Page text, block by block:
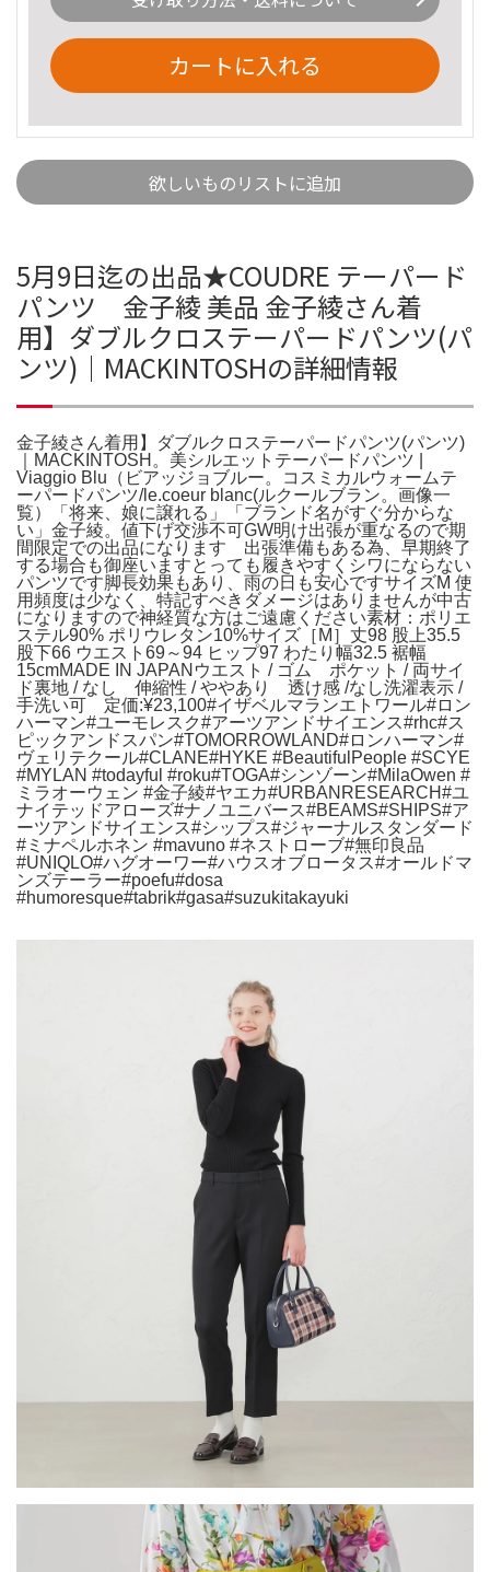
カートに入れる
欲しいものリストに追加
5月9日迄の出品★COUDRE テーパード
パンツ 金子綾 美品 金子綾さん着
用】ダブルクロステーパードパンツ(パ
ンツ)｜MACKINTOSHの詳細情報
金子綾さん着用】ダブルクロステーパードパンツ(パンツ)
｜MACKINTOSH。美シルエットテーパードパンツ |
Viaggio Blu（ビアッジョブルー。コスミカルウォームテ
ーパードパンツ/le.coeur blanc(ルクールブラン。画像一
覧）「将来、娘に譲れる」「ブランド名がすぐ分からな
い」金子綾。値下げ交渉不可GW明け出張が重なるので期
間限定での出品になります 出張準備もある為、早期終了
する場合も御座いますとっても履きやすくシワにならない
パンツです脚長効果もあり、雨の日も安心ですサイズM 使
用頻度は少なく、特記すべきダメージはありませんが中古
になりますので神経質な方はご遠慮ください素材：ポリエ
ステル90% ポリウレタン10%サイズ［M］丈98 股上35.5
股下66 ウエスト69～94 ヒップ97 わたり幅32.5 裾幅
15cmMADE IN JAPANウエスト / ゴム ポケット / 両サイ
ド裏地 / なし 伸縮性 / ややあり 透け感 /なし洗濯表示 /
手洗い可 定価:¥23,100#イザベルマランエトワール#ロン
ハーマン#ユーモレスク#アーツアンドサイエンス#rhc#ス
ピックアンドスパン#TOMORROWLAND#ロンハーマン#
ヴェリテクール#CLANE#HYKE #BeautifulPeople #SCYE
#MYLAN #todayful #roku#TOGA#シンゾーン#MilaOwen #
ミラオーウェン #金子綾#ヤエカ#URBANRESEARCH#ユ
ナイテッドアローズ#ナノユニバース#BEAMS#SHIPS#ア
ーツアンドサイエンス#シップス#ジャーナルスタンダード
#ミナペルホネン #mavuno #ネストローブ#無印良品
#UNIQLO#ハグオーワー#ハウスオブロータス#オールドマ
ンズテーラー#poefu#dosa
#humoresque#tabrik#gasa#suzukitakayuki